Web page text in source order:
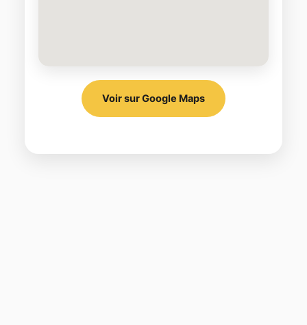
Voir sur Google Maps